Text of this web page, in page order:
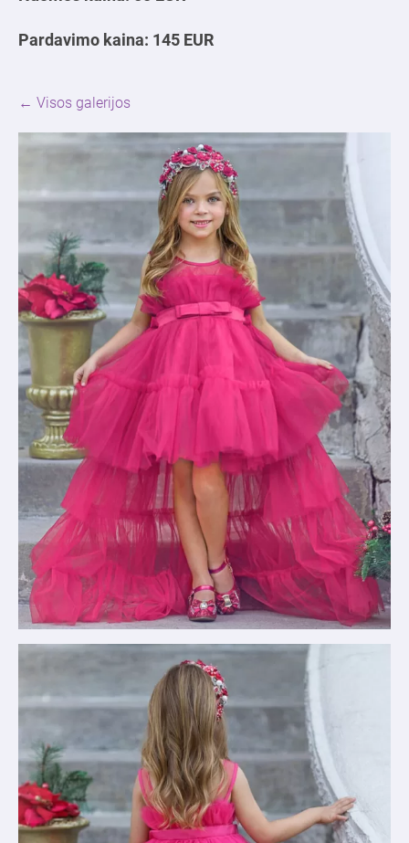
Pardavimo kaina: 145 EUR
Visos galerijos